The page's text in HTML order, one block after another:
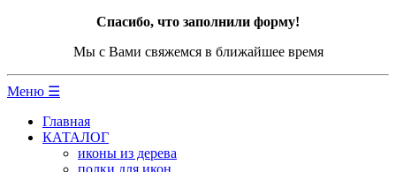
Спасибо, что заполнили форму!
Мы с Вами свяжемся в ближайшее время
Меню ☰
Главная
КАТАЛОГ
иконы из дерева
полки для икон